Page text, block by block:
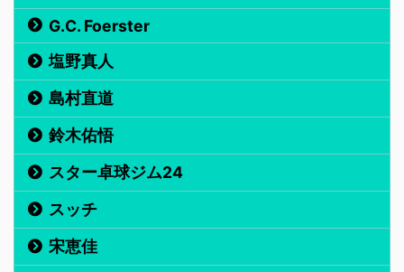
G.C. Foerster
塩野真人
島村直道
鈴木佑悟
スター卓球ジム24
スッチ
宋恵佳